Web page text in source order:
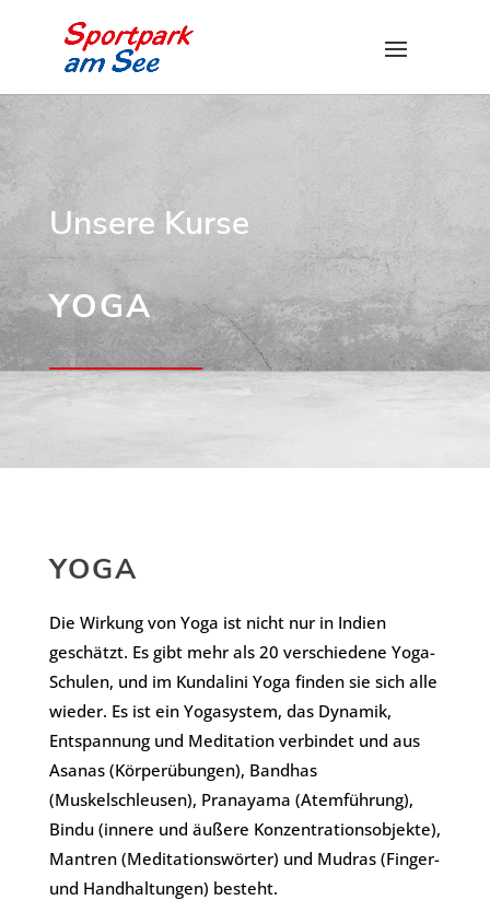
Unsere Kurse
YOGA
YOGA
Die Wirkung von Yoga ist nicht nur in Indien
geschätzt. Es gibt mehr als 20 verschiedene Yoga-
Schulen, und im Kundalini Yoga finden sie sich alle
wieder. Es ist ein Yogasystem, das Dynamik,
Entspannung und Meditation verbindet und aus
Asanas (Körperübungen), Bandhas
(Muskelschleusen), Pranayama (Atemführung),
Bindu (innere und äußere Konzentrationsobjekte),
Mantren (Meditationswörter) und Mudras (Finger-
und Handhaltungen) besteht.